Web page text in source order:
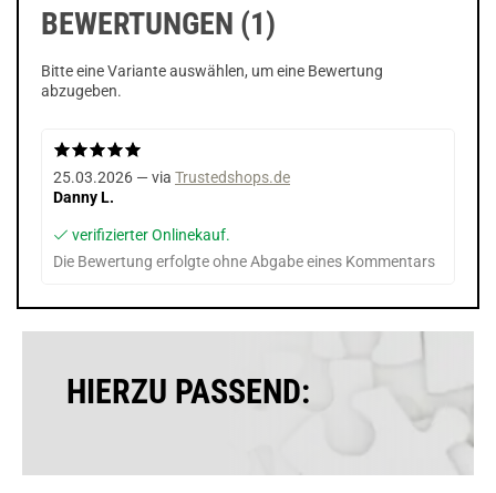
BEWERTUNGEN (1)
Bitte eine Variante auswählen, um eine Bewertung
abzugeben.
25.03.2026 — via Trustedshops.de
Danny L.
verifizierter Onlinekauf.
Die Bewertung erfolgte ohne Abgabe eines Kommentars
HIERZU PASSEND: